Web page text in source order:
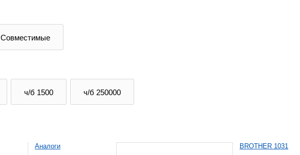
Совместимые
ч/б 1500 ч/б 250000
Аналоги
BROTHER 1031